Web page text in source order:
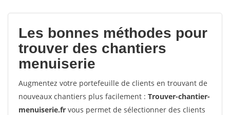
votes
Les bonnes méthodes pour
trouver des chantiers
menuiserie
Augmentez votre portefeuille de clients en trouvant de
nouveaux chantiers plus facilement : Trouver-chantier-
menuiserie.fr vous permet de sélectionner des clients